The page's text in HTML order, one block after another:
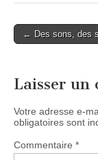
Post
← Des sons, des
Laisser un
Votre adresse e-
obligatoires sont
Commentaire *